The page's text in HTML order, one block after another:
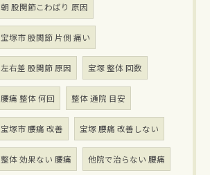
朝 股関節こわばり 原因
宝塚市 股関節 片側 痛い
左右差 股関節 原因 宝塚 整体 回数
腰痛 整体 何回 整体 通院 目安
宝塚市 腰痛 改善 宝塚 腰痛 改善しない
整体 効果ない 腰痛 他院で治らない 腰痛